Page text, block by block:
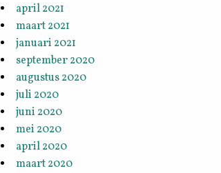
april 2021
maart 2021
januari 2021
september 2020
augustus 2020
juli 2020
juni 2020
mei 2020
april 2020
maart 2020